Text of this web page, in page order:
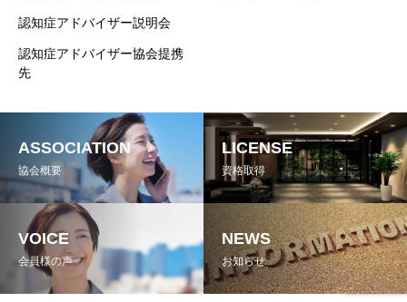
認知症アドバイザー説明会
認知症アドバイザー協会提携
先
ASSOCIATION
協会概要
LICENSE
資格取得
VOICE
会員様の声
NEWS
お知らせ